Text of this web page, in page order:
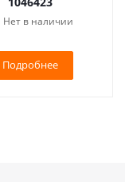
Нет в наличии
Подробнее